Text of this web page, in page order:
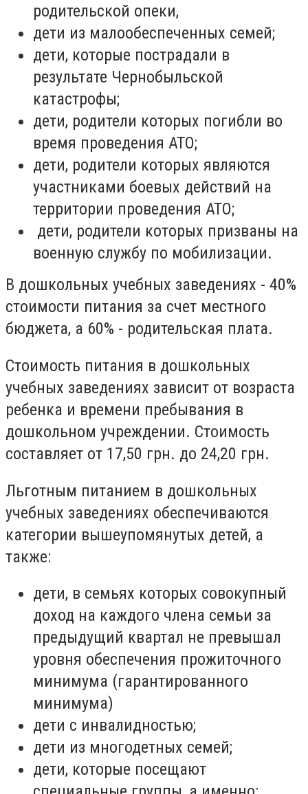
родительской опеки,
дети из малообеспеченных семей;
дети, которые пострадали в
результате Чернобыльской
катастрофы;
дети, родители которых погибли во
время проведения АТО;
дети, родители которых являются
участниками боевых действий на
территории проведения АТО;
дети, родители которых призваны на
военную службу по мобилизации.
В дошкольных учебных заведениях - 40%
стоимости питания за счет местного
бюджета, а 60% - родительская плата.
Стоимость питания в дошкольных
учебных заведениях зависит от возраста
ребенка и времени пребывания в
дошкольном учреждении. Стоимость
составляет от 17,50 грн. до 24,20 грн.
Льготным питанием в дошкольных
учебных заведениях обеспечиваются
категории вышеупомянутых детей, а
также:
дети, в семьях которых совокупный
доход на каждого члена семьи за
предыдущий квартал не превышал
уровня обеспечения прожиточного
минимума (гарантированного
минимума)
дети с инвалидностью;
дети из многодетных семей;
дети, которые посещают